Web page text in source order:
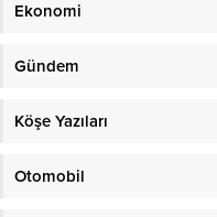
Ekonomi
Gündem
Köşe Yazıları
Otomobil